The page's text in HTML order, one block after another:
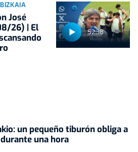
52:38
José
26) | El
un pequeño tiburón obliga a
una hora